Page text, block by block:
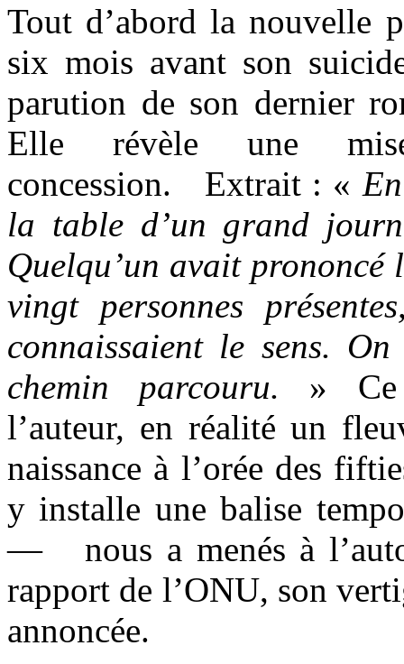
Tout d’abord la nouvelle
six mois avant son
parution de son dernier
Elle révèle une
concession. Extrait : «
la table d’un grand
Quelqu’un avait
vingt personnes
connaissaient le sens.
chemin parcouru. » Ce
l’auteur, en réalité un
naissance à l’orée des
y installe une balise
— nous a menés à
rapport de l’ONU, son
annoncée.